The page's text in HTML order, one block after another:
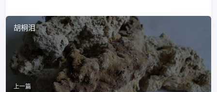
胡桐泪
上一篇